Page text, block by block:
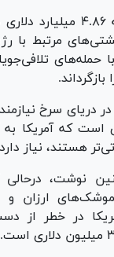
آمریکا با وجود هزینه
مرتبط با
حمله‌های
بازگرداند.
در دریای سرخ
که آمریکا به
هستند، نیاز
نوشت،
ارزان و
در خطر از